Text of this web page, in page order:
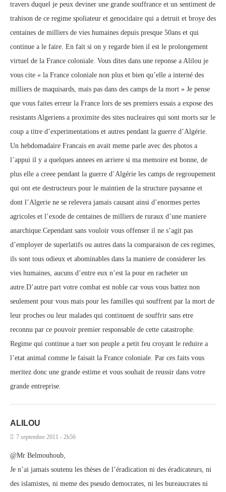
travers duquel je peux deviner une grande souffrance et un sentiment de
trahison de ce regime spoliateur et genocidaire qui a detruit et broye des
centaines de milliers de vies humaines depuis presque 50ans et qui
continue a le faire. En fait si on y regarde bien il est le prolongement
virtuel de la France coloniale. Vous dites dans une reponse a Alilou je
vous cite « la France coloniale non plus et bien qu’elle a interné des
milliers de maquisards, mais pas dans des camps de la mort » Je pense
que vous faites erreur la France lors de ses premiers essais a expose des
resistants Algeriens a proximite des sites nucleaires qui sont morts sur le
coup a titre d’experimentations et autres pendant la guerre d’Algérie.
Un hebdomadaire Francais en avait meme parle avec des photos a
l’appui il y a quelques annees en arriere si ma memoire est bonne, de
plus elle a creee pendant la guerre d’Algérie les camps de regroupement
qui ont ete destructeurs pour le maintien de la structure paysanne et
dont l’Algerie ne se relevera jamais causant ainsi d’enormes pertes
agricoles et l’exode de centaines de milliers de ruraux d’une maniere
anarchique.Cependant sans vouloir vous offenser il ne s’agit pas
d’employer de superlatifs ou autres dans la comparaison de ces regimes,
ils sont tous odieux et abominables dans la maniere de considerer les
vies humaines, aucuns d’entre eux n’est la pour en racheter un
autre.D’autre part votre combat est noble car vous vous battez non
seulement pour vous mais pour les familles qui souffrent par la mort de
leur proches ou leur malades qui continuent de souffrir sans etre
reconnu par ce pouvoir premier responsable de cette catastrophe.
Regime qui continue a tuer son peuple a petit feu croyant le reduire a
l’etat animal comme le faisait la France coloniale. Par ces faits vous
meritez donc une grande estime et vous souhait de reussir dans votre
grande entreprise.
ALILOU
7 septembre 2011 - 2h56
@Mr Belmouhoub,
Je n’ai jamais soutenu les thèses de l’éradication ni des éradicateurs, ni
des islamistes, ni meme des pseudo democrates, ni les bureaucrates ni